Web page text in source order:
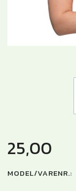
25,00
MODEL/VARENR.: